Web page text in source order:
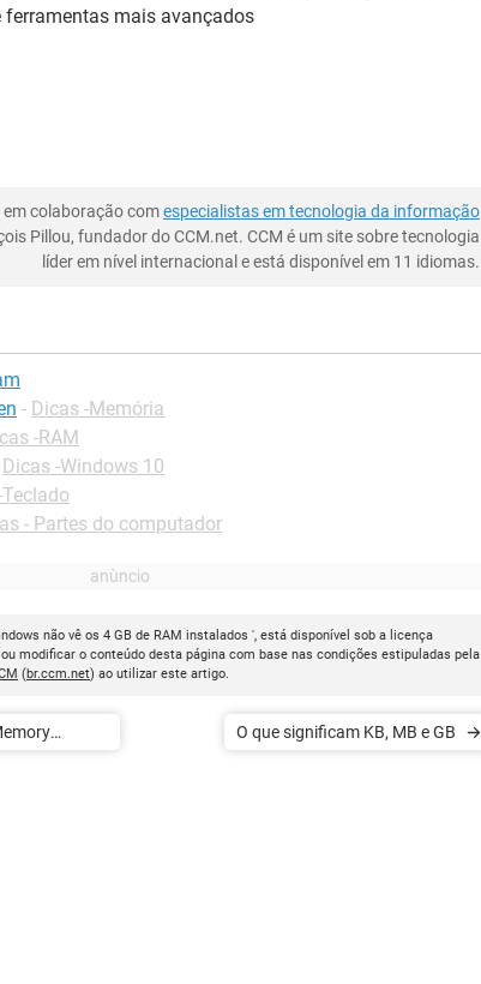
mais avançados
colaboração comespecialistas em tecnologia da informação
Pillou, fundador do CCM.net. CCM é um site sobre tecnologia
líder em nível internacional e está disponível em 11 idiomas.
- Dicas -Memória
-RAM
Dicas -Windows 10
- Partes do computador
não vê os 4 GB de RAM instalados ', está disponível sob a licença
modificar o conteúdo desta página com base nas condições estipuladas pela
(br.ccm.net) ao utilizar este artigo.
O que significam KB, MB e GB